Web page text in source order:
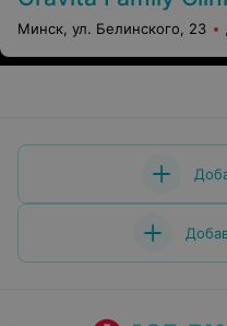
Минск, ул. Белинского, 23